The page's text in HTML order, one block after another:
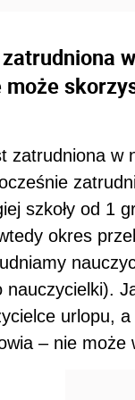
zatrudniona w
szkoły od 1
okres
nauczycielki).
urlopu,
– nie